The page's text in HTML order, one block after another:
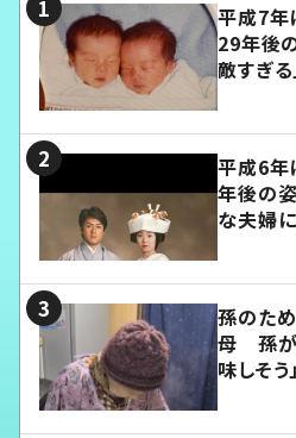
平成7年
29年後
敵すぎる
平成6年
年後の
な夫婦
孫のた
母 孫が
味しそう